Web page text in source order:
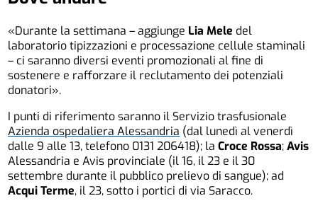
«Durante la settimana – aggiunge Lia Mele del
laboratorio tipizzazioni e processazione cellule staminali
– ci saranno diversi eventi promozionali al fine di
sostenere e rafforzare il reclutamento dei potenziali
donatori».
I punti di riferimento saranno il Servizio trasfusionale
Azienda ospedaliera Alessandria (dal lunedì al venerdì
dalle 9 alle 13, telefono 0131 206418); laCroce Rossa;Avis
Alessandria e Avis provinciale (il 16, il 23 e il 30
settembre durante il pubblico prelievo di sangue); ad
Acqui Terme, il 23, sotto i portici di via Saracco.